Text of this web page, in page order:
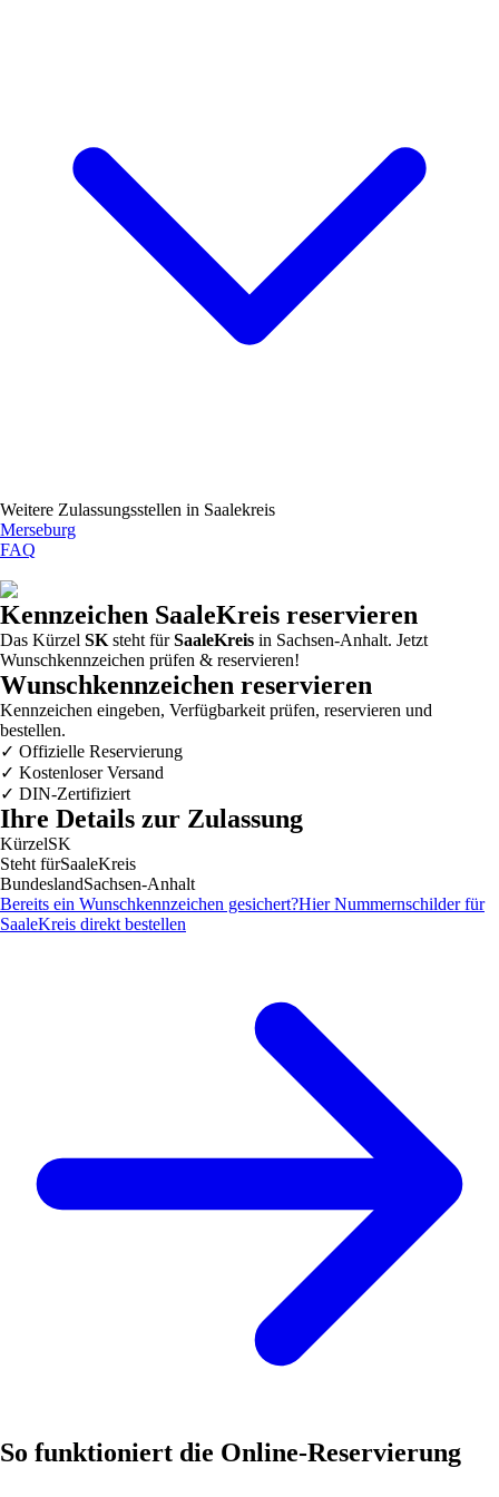
Weitere Zulassungsstellen in Saalekreis
Merseburg
FAQ
Kennzeichen SaaleKreis reservieren
Das Kürzel SK steht fürSaaleKreis in Sachsen-Anhalt. Jetzt
Wunschkennzeichen prüfen & reservieren!
Wunschkennzeichen reservieren
Kennzeichen eingeben, Verfügbarkeit prüfen, reservieren und
bestellen.
✓ Offizielle Reservierung
✓ Kostenloser Versand
✓ DIN-Zertifiziert
Ihre Details zur Zulassung
KürzelSK
Steht fürSaaleKreis
BundeslandSachsen-Anhalt
Bereits ein Wunschkennzeichen gesichert?Hier Nummernschilder für
SaaleKreis direkt bestellen
So funktioniert die Online-Reservierung